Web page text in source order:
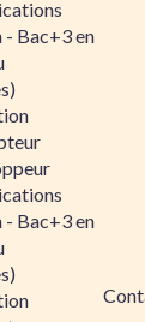
- Bac+3 en
- Bac+3 en